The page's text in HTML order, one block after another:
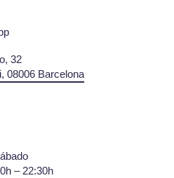
32
08006 Barcelona
– 22:30h